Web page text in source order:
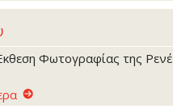
Φωτογραφίας της Ρενέ